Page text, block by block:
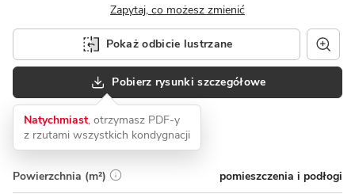
Zapytaj, co możesz zmienić
Pokaż odbicie lustrzane
Pobierz rysunki szczegółowe
Natychmiast, otrzymasz PDF-y
z rzutami wszystkich kondygnacji
Powierzchnia (m²)
pomieszczenia i podłogi